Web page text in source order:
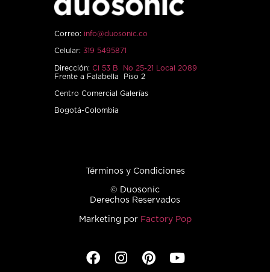
Correo: info@duosonic.co
Celular: 319 5495871
Dirección: Cl 53 B No 25-21 Local 2089
Frente a Falabella Piso 2
Centro Comercial Galerías
Bogotá-Colombia
Términos y Condiciones
© Duosonic
Derechos Reservados
Marketing por Factory Pop